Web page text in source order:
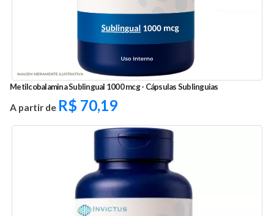
Metilcobalamina Sublingual 1000 mcg - Cápsulas Sublinguias
A partir de R$ 70,19